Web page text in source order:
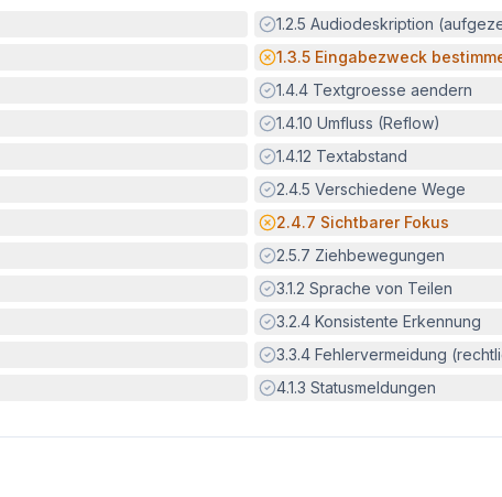
Erfüllt:
1.2.5 Audiodeskription
Potenzielle Barriere:
1.3.5 Eingabezweck
Erfüllt:
1.4.4 Textgroesse aendern
Erfüllt:
1.4.10 Umfluss (Reflow)
Erfüllt:
1.4.12 Textabstand
Erfüllt:
2.4.5 Verschiedene Wege
Potenzielle Barriere:
2.4.7 Sichtbarer Fokus
Erfüllt:
2.5.7 Ziehbewegungen
Erfüllt:
3.1.2 Sprache von Teilen
Erfüllt:
3.2.4 Konsistente Erkennung
Erfüllt:
3.3.4 Fehlervermeidung
Erfüllt:
4.1.3 Statusmeldungen